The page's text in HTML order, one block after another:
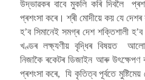
উদ্ভাৱকৰ বাবে মুকলি কৰি দিবলৈ
প্ৰশংসা কৰে। শ্ৰী মোদীয়ে কয় যে দেশৰ
হ’ব সিমানেই সমগ্ৰ দেশ শক্তিশালী
খণ্ডৰ লক্ষ্যণীয় বৃদ্ধিৰ বিষয়ত
নিজাকৈ ৰকেটৰ ডিজাইন আৰু
প্ৰশংসা কৰে, যি কৃতিত্ব পূৰ্বতে